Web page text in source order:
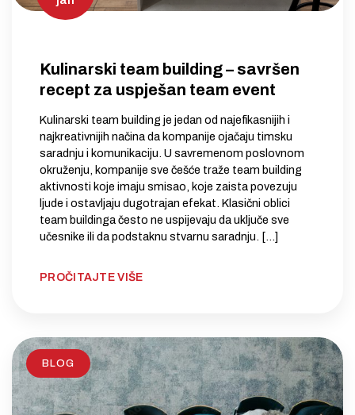
Kulinarski team building – savršen
recept za uspješan team event
Kulinarski team building je jedan od najefikasnijih i
najkreativnijih načina da kompanije ojačaju timsku
saradnju i komunikaciju. U savremenom poslovnom
okruženju, kompanije sve češće traže team building
aktivnosti koje imaju smisao, koje zaista povezuju
ljude i ostavljaju dugotrajan efekat. Klasični oblici
team buildinga često ne uspijevaju da uključe sve
učesnike ili da podstaknu stvarnu saradnju. […]
PROČITAJTE VIŠE
BLOG